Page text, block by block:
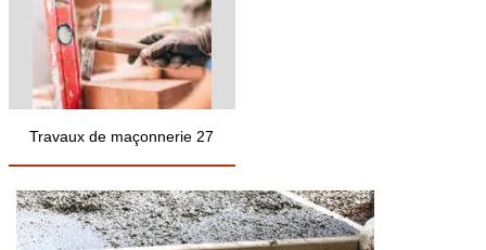
Travaux de maçonnerie 27